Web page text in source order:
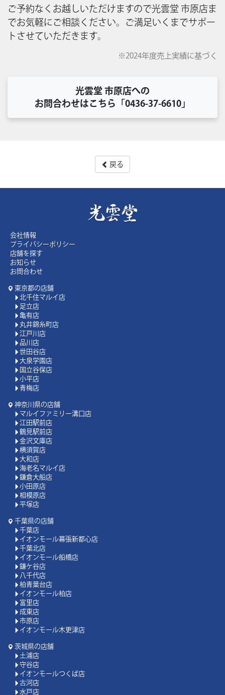
ご予約なくお越しいただけますので光雲堂 市原店ま
でお気軽にご相談ください。ご満足いくまでサポー
トさせていただきます。
※2024年度売上実績に基づく
光雲堂 市原店への
お問合わせはこちら「0436-37-6610」
戻る
会社情報
プライバシーポリシー
店舗を探す
お知らせ
お問合わせ
東京都の店舗
北千住マルイ店
足立店
亀有店
丸井錦糸町店
江戸川店
品川店
世田谷店
大泉学園店
国立谷保店
小平店
青梅店
神奈川県の店舗
マルイファミリー溝口店
江田駅前店
鶴見駅前店
金沢文庫店
横須賀店
大和店
海老名マルイ店
鎌倉大船店
小田原店
相模原店
平塚店
千葉県の店舗
千葉店
イオンモール幕張新都心店
千葉北店
イオンモール船橋店
鎌ケ谷店
八千代店
柏青葉台店
イオンモール柏店
富里店
成東店
市原店
イオンモール木更津店
茨城県の店舗
土浦店
守谷店
イオンモールつくば店
古河店
水戸店